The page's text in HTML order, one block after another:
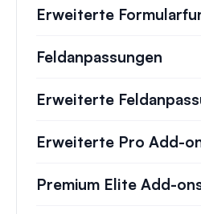
Erweiterte
Feldanpassungen
Erweiterte
Erweiterte Pro Add-
Premium Elite Add-